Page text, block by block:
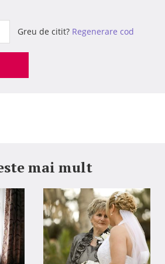
Greu de citit? Regenerare cod
mai mult